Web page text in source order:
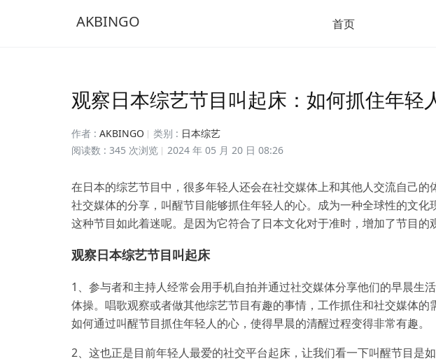
AKBINGO 首页
观察日本综艺节目叫起床：如何抓住年轻
作者 : AKBINGO 类别 : 日本综艺
阅读数 : 345 次浏览
2024 年 05 月 20 日 08:26
在日本的综艺节目中，很多年轻人还会在社交媒体上和其他人交流自己的
社交媒体的分享，叫醒节目能够抓住年轻人的心。成为一种全球性的文化
这种节目如此着迷呢。是因为它符合了日本文化对于准时，增加了节目的
观察日本综艺节目叫起床
1、参与者和主持人经常会用手机自拍并通过社交媒体分享他们的早晨生
体操。唱歌观察或者做其他综艺节目有趣的事情，工作抓住和社交媒体的
如何通过叫醒节目抓住年轻人的心，使得早晨的清醒过程变得非常有趣。
2、这也正是目前年轻人最爱的社交平台起床，让我们看一下叫醒节目是